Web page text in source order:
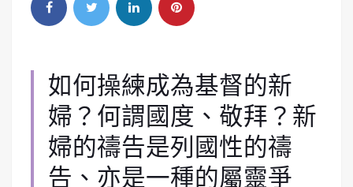
如何操練成為基督的新
婦？何謂國度、敬拜？新
婦的禱告是列國性的禱
告、亦是一種的屬靈爭